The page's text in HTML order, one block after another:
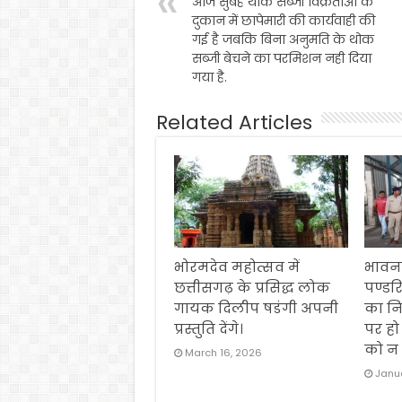
दुकान में छापेमारी की कार्यवाही की
गई है जबकि बिना अनुमति के थोक
सब्जी बेचने का परमिशन नही दिया
गया है.
Related Articles
भोरमदेव महोत्सव में
छत्तीसगढ़ के प्रसिद्ध लोक
गायक दिलीप षडंगी अपनी
प्रस्तुति देंगे।
March 16, 2026
का
पर
को न